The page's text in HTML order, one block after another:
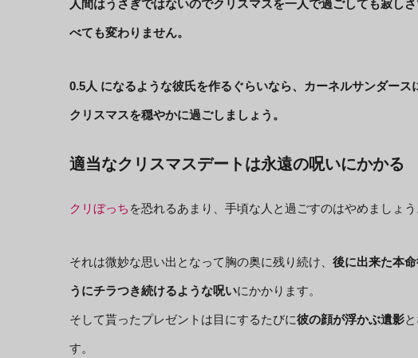
人間はうさぎではないのでクリスマスを一人で過ごしても寂し
べても変わりません。
0.5人 になるような彼氏を作るぐらいなら、カーネルサンダー
クリスマスを穏やかに過ごしましょう。
適当なクリスマスデートは永遠の呪いにかかる
クリぼっち を恐れるあまり、手頃な人と過ごすのはやめましょう
それは微妙な思い出となって胸の奥に残り続け、 後に出来た本
うにチラつき続けるような呪いにかかります。
そして貰ったプレゼントは目にするたびに彼の顔が浮かぶ遺影
す。